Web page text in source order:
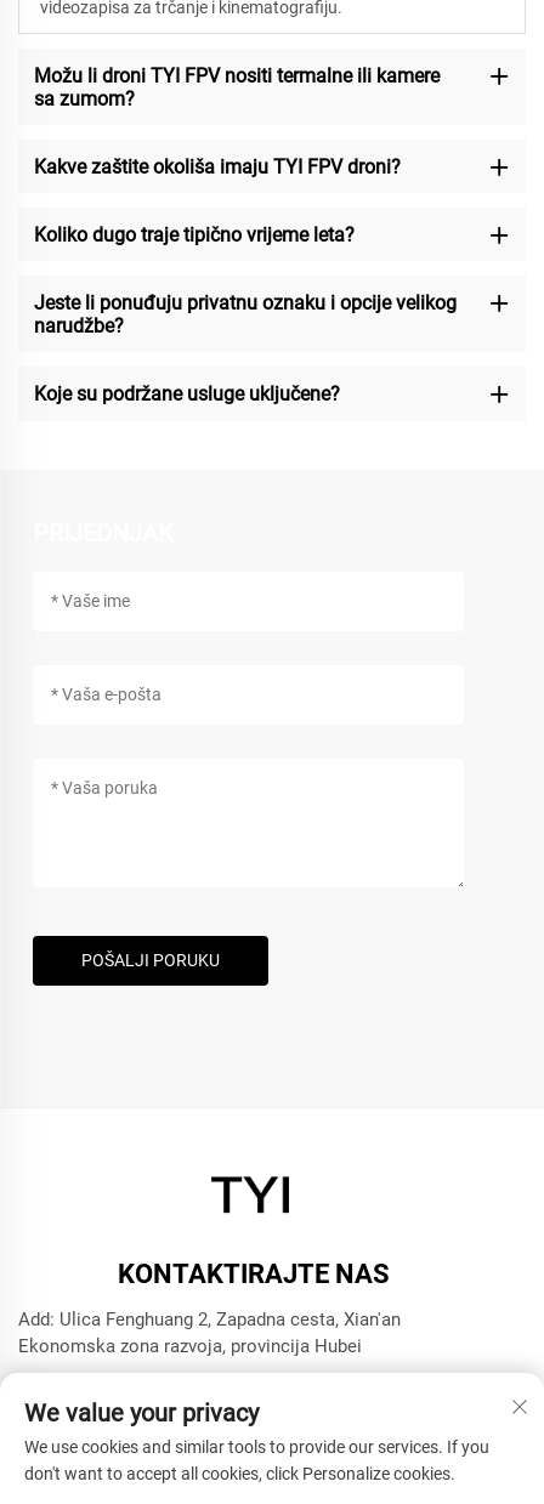
videozapisa za trčanje i kinematografiju.
Možu li droni TYI FPV nositi termalne ili kamere
sa zumom?
Kakve zaštite okoliša imaju TYI FPV droni?
Koliko dugo traje tipično vrijeme leta?
Jeste li ponuđuju privatnu oznaku i opcije velikog
narudžbe?
Koje su podržane usluge uključene?
POŠALJI PORUKU
KONTAKTIRAJTE NAS
Add: Ulica Fenghuang 2, Zapadna cesta, Xian'an
Ekonomska zona razvoja, provincija Hubei
E-mail:[email protected]
We value your privacy
We use cookies and similar tools to provide our services. If you
don't want to accept all cookies, click Personalize cookies.